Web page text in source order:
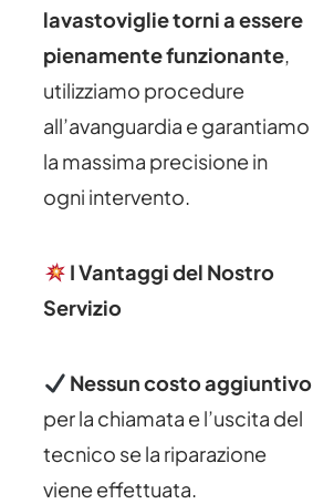
lavastoviglie torni a essere
pienamente funzionante,
utilizziamo procedure
all’avanguardia e garantiamo
la massima precisione in
ogni intervento.
I Vantaggi del Nostro
Servizio
Nessun costo aggiuntivo
per la chiamata e l’uscita del
tecnico se la riparazione
viene effettuata.